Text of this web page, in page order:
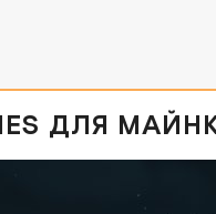
ДЛЯ